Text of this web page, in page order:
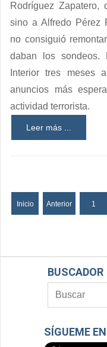
Rodríguez
sino a Alfredo Pérez
no consiguió
daban los sondeos.
Interior tres meses
anuncios más
actividad terrorista.
Leer más ...
Inicio Anterior 1
BUSCADOR
SÍGUEME